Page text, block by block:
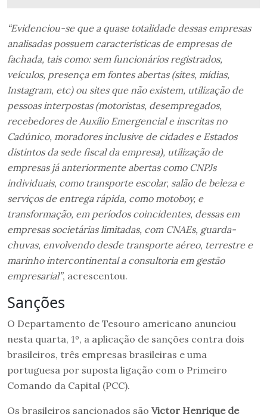
“Evidenciou-se que a quase totalidade dessas empresas
analisadas possuem características de empresas de
fachada, tais como: sem funcionários registrados,
veículos, presença em fontes abertas (sites, mídias,
Instagram, etc) ou sites que não existem, utilização de
pessoas interpostas (motoristas, desempregados,
recebedores de Auxílio Emergencial e inscritas no
Cadúnico, moradores inclusive de cidades e Estados
distintos da sede fiscal da empresa), utilização de
empresas já anteriormente abertas como CNPJs
individuais, como transporte escolar, salão de beleza e
serviços de entrega rápida, como motoboy, e
transformação, em períodos coincidentes, dessas em
empresas societárias limitadas, com CNAEs, guarda-
chuvas, envolvendo desde transporte aéreo, terrestre e
marinho intercontinental a consultoria em gestão
empresarial”, acrescentou.
Sanções
O Departamento de Tesouro americano anunciou
nesta quarta, 1º, a aplicação de sanções contra dois
brasileiros, três empresas brasileiras e uma
portuguesa por suposta ligação com o Primeiro
Comando da Capital (PCC).
Os brasileiros sancionados são Victor Henrique de